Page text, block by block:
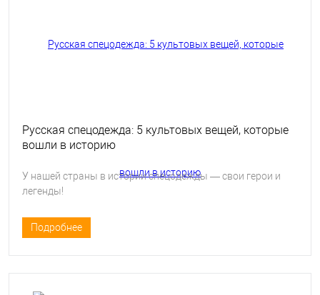
Русская спецодежда: 5 культовых вещей, которые
вошли в историю
У нашей страны в истории спецодежды — свои герои и
легенды!
Подробнее